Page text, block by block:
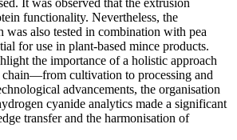
functionality. Nevertheless, the
was also tested in combination with pea
for use in plant-based mince products.
the importance of a holistic approach
chain—from cultivation to processing and
advancements, the organisation
cyanide analytics made a significant
transfer and the harmonisation of